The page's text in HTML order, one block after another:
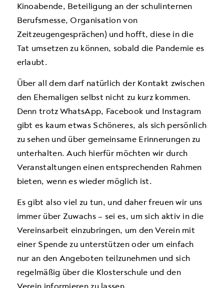
Kinoabende, Beteiligung an der schulinternen
Berufsmesse, Organisation von
Zeitzeugengesprächen) und hofft, diese in die
Tat umsetzen zu können, sobald die Pandemie es
erlaubt.
Über all dem darf natürlich der Kontakt zwischen
den Ehemaligen selbst nicht zu kurz kommen.
Denn trotz WhatsApp, Facebook und Instagram
gibt es kaum etwas Schöneres, als sich persönlich
zu sehen und über gemeinsame Erinnerungen zu
unterhalten. Auch hierfür möchten wir durch
Veranstaltungen einen entsprechenden Rahmen
bieten, wenn es wieder möglich ist.
Es gibt also viel zu tun, und daher freuen wir uns
immer über Zuwachs – sei es, um sich aktiv in die
Vereinsarbeit einzubringen, um den Verein mit
einer Spende zu unterstützen oder um einfach
nur an den Angeboten teilzunehmen und sich
regelmäßig über die Klosterschule und den